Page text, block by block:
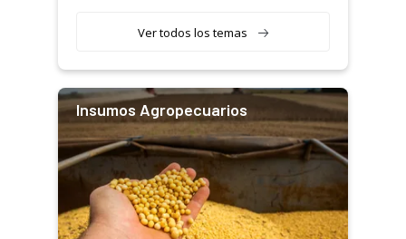
Ver todos los temas
Insumos Agropecuarios